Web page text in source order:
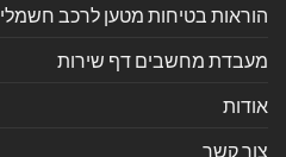
הוראות בטיחות מטען לרכב חשמלי
מעבדת מחשבים דף שירות
אודות
צור קשר